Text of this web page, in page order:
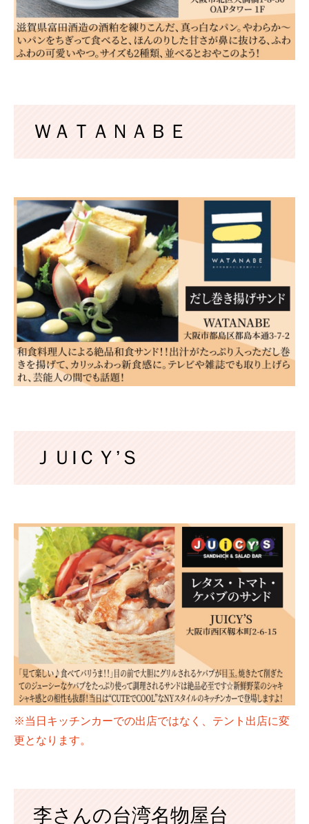
ＷＡＴＡＮＡＢＥ
ＪＵIＣＹ’Ｓ
※当日キッチンカーでの出店ではなく、テント出店に変
更となります。
李さんの台湾名物屋台